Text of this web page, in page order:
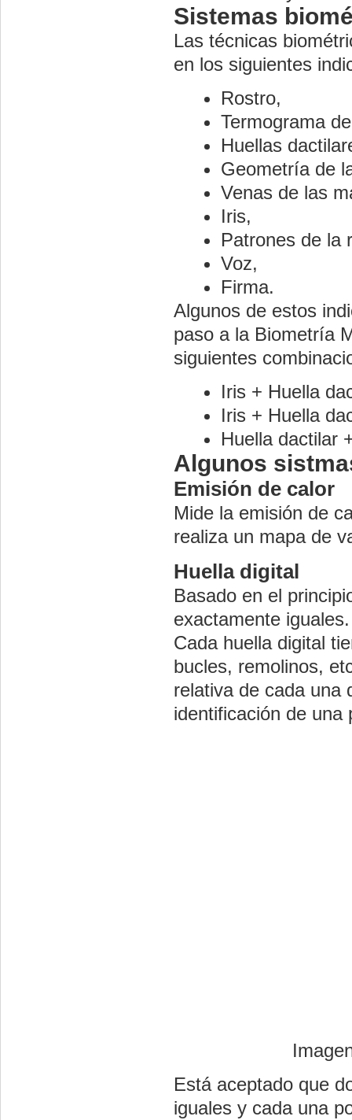
Sistemas
Las técnicas
en los siguientes
Rostro,
Termograma
Huellas
Geometría de
Venas de las
Iris,
Patrones de la
Voz,
Firma.
Algunos de estos
paso a la Biometría
siguientes
Iris + Huella
Iris + Huella
Huella dactilar
Algunos
Emisión de calor
Mide la emisión de
realiza un mapa de
Huella digital
Basado en el
exactamente
Cada huella digital
bucles, remolinos,
relativa de cada una
identificación de una
Está aceptado que
iguales y cada una